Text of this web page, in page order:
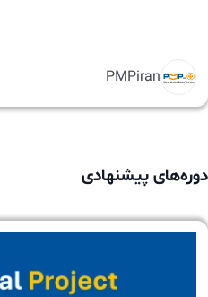
PMPiran
دوره‌های پیشنهادی